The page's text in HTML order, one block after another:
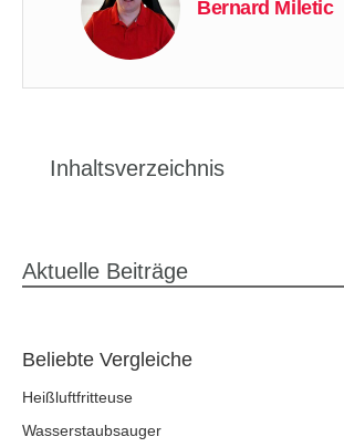
Bernard Miletic
Inhaltsverzeichnis
Aktuelle Beiträge
Beliebte Vergleiche
Heißluftfritteuse
Wasserstaubsauger